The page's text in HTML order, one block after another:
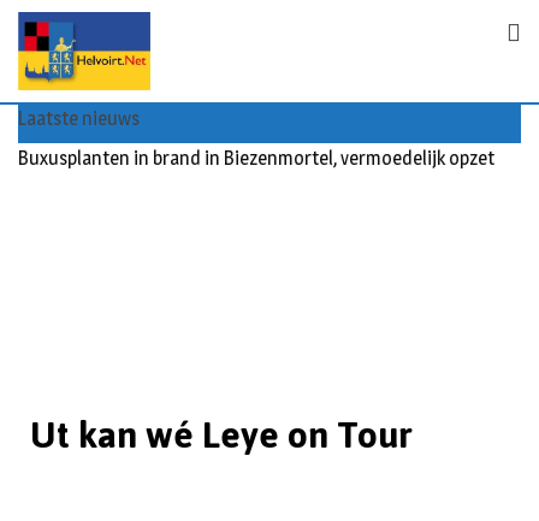
Laatste nieuws
Buxusplanten in brand in Biezenmortel, vermoedelijk opzet
Ut kan wé Leye on Tour